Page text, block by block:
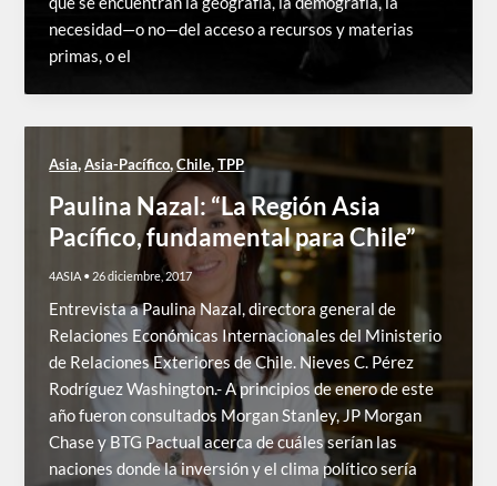
necesidad—o no—del acceso a recursos y materias
primas, o el
Asia,Asia-Pacífico,Chile,TPP
Paulina Nazal: “La Región Asia
Pacífico, fundamental para Chile”
4ASIA • 26 diciembre, 2017
Entrevista a Paulina Nazal, directora general de
Relaciones Económicas Internacionales del Ministerio
de Relaciones Exteriores de Chile. Nieves C. Pérez
Rodríguez Washington.- A principios de enero de este
año fueron consultados Morgan Stanley, JP Morgan
Chase y BTG Pactual acerca de cuáles serían las
naciones donde la inversión y el clima político sería